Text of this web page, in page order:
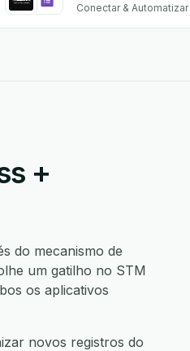
Conectar & Automatizar
+
do mecanismo de
um gatilho no STM
os aplicativos
novos registros do